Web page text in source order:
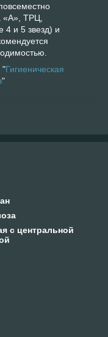
«А», ТРЦ,
4 и 5 звезд) и
"Гигиеническая
"
с центральной